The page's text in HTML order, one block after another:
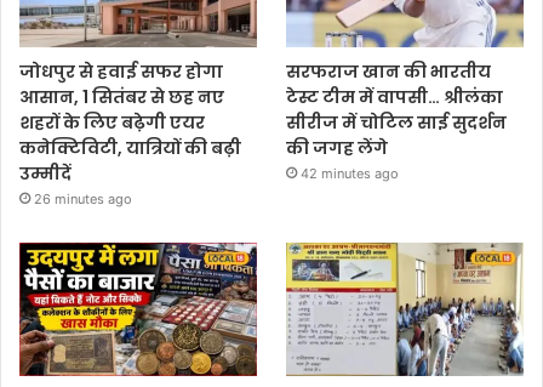
जोधपुर से हवाई सफर होगा
आसान, 1 सितंबर से छह नए
शहरों के लिए बढ़ेगी एयर
कनेक्टिविटी, यात्रियों की बढ़ी
उम्मीदें
26 minutes ago
सरफराज खान की भारतीय
टेस्ट टीम में वापसी… श्रीलंका
सीरीज में चोटिल साई सुदर्शन
की जगह लेंगे
42 minutes ago